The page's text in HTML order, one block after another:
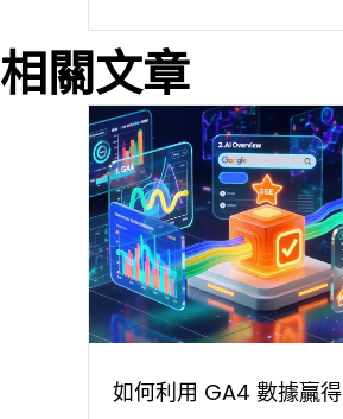
相關文章
如何利用 GA4 數據贏得